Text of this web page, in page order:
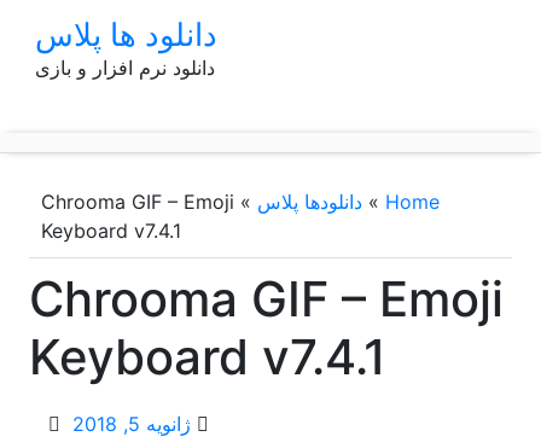
دانلود ها پلاس
دانلود نرم افزار و بازی
Home
»دانلودها پلاس »
Chrooma GIF – Emoji
Keyboard v7.4.1
Chrooma GIF – Emoji
Keyboard v7.4.1
ژانویه 5, 2018